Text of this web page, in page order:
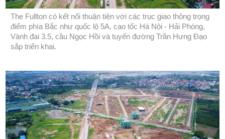
The Fullton có kết nối thuận tiện với các trục giao thông trọng
điểm phía Bắc như quốc lộ 5A, cao tốc Hà Nội - Hải Phòng,
Vành đai 3.5, cầu Ngọc Hồi và tuyến đường Trần Hưng Đạo
sắp triển khai.